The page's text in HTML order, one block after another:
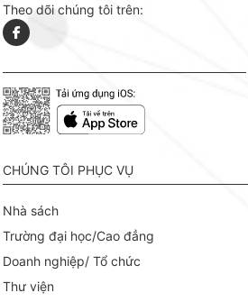
Theo dõi chúng tôi trên:
CHÚNG TÔI PHỤC VỤ
Nhà sách
Trường đại học/Cao đẳng
Doanh nghiệp/ Tổ chức
Thư viện